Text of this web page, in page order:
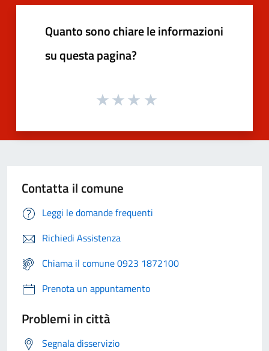
Quanto sono chiare le informazioni
su questa pagina?
Contatta il comune
Leggi le domande frequenti
Richiedi Assistenza
Chiama il comune 0923 1872100
Prenota un appuntamento
Problemi in città
Segnala disservizio